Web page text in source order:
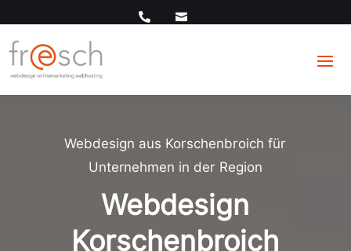
 
Webdesign aus Korschenbroich für
Unternehmen in der Region
Webdesign
Korschenbroich